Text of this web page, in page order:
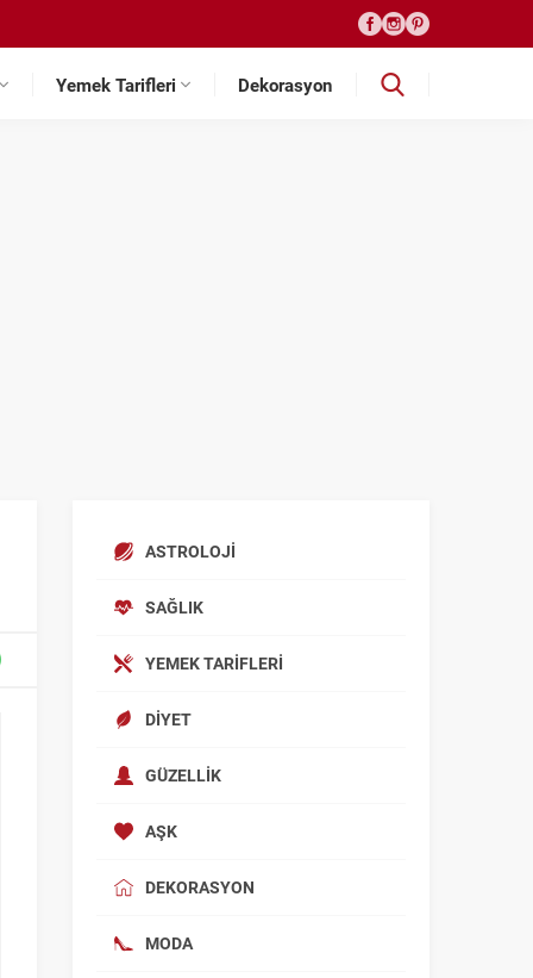
Yemek Tarifleri Dekorasyon
ASTROLOJI
SAĞLIK
YEMEK TARIFLERI
DIYET
GÜZELLIK
AŞK
DEKORASYON
MODA